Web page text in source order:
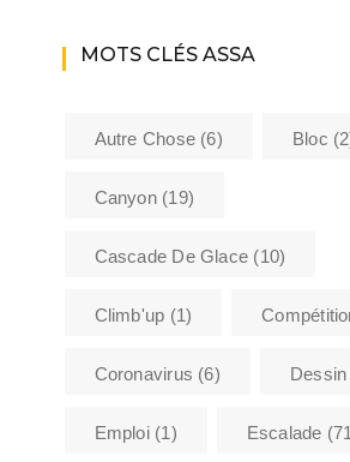
MOTS CLÉS ASSA
Autre Chose(6) Bloc
Canyon(19)
Cascade De Glace (10)
Climb'up (1)
Coronavirus (6)
Emploi(1) Escalade